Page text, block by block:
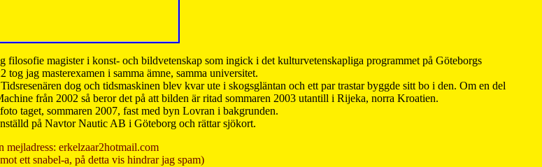
magister i konst- och bildvetenskap som ingick i det kulturvetenskapliga programmet på Göteborgs
jag masterexamen i samma ämne, samma universitet.
dog och tidsmaskinen blev kvar ute i skogsgläntan och ett par trastar byggde sitt bo i den. Om en del
från 2002 så beror det på att bilden är ritad sommaren 2003 utantill i Rijeka, norra Kroatien.
taget, sommaren 2007, fast med byn Lovran i bakgrunden.
på Navtor Nautic AB i Göteborg och rättar sjökort.
mejladress: erkelzaar2hotmail.com
ett snabel-a, på detta vis hindrar jag spam)